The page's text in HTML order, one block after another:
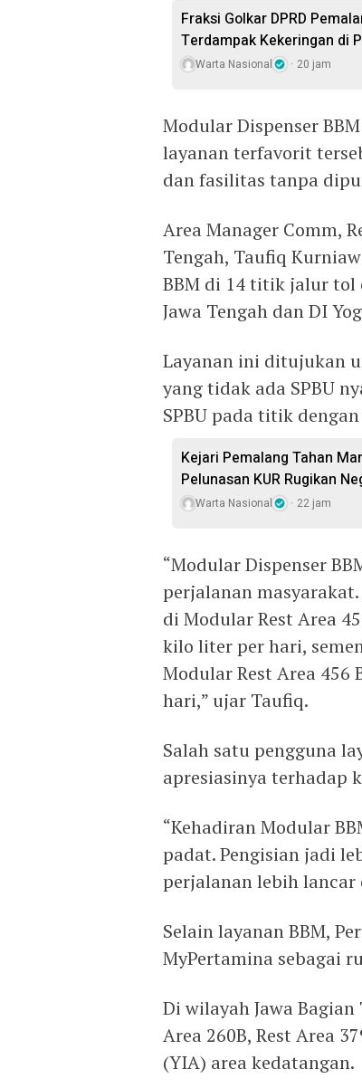
Fraksi Golkar DPRD
Terdampak Kekeringan di
Warta Nasional 20 jam
Modular Dispenser
layanan terfavorit
dan fasilitas tanpa
Area Manager Comm,
Tengah, Taufiq
BBM di 14 titik jalur
Jawa Tengah dan DI
Layanan ini ditujukan
yang tidak ada SPBU
SPBU pada titik
Kejari Pemalang Tahan
Pelunasan KUR Rugikan
Warta Nasional 22 jam
“Modular Dispenser
perjalanan
di Modular Rest Area
kilo liter per hari,
Modular Rest Area
hari,” ujar Taufiq.
Salah satu pengguna
apresiasinya terhadap
“Kehadiran Modular
padat. Pengisian jadi
perjalanan lebih lancar
Selain layanan BBM,
MyPertamina sebagai
Di wilayah Jawa
Area 260B, Rest Area
(YIA) area kedatangan.